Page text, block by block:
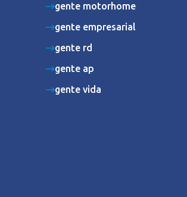
gente motorhome
gente empresarial
gente rd
gente ap
gente vida